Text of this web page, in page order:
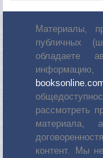
Материалы,
публичных
обладаете
рассмотреть
материала,
контент. Мы